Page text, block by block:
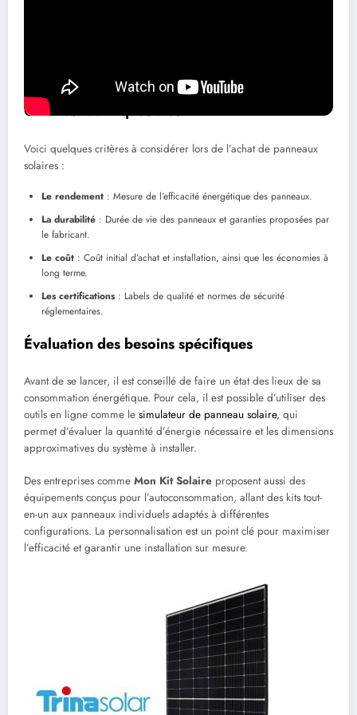
Critères techniques clés
Voici quelques critères à considérer lors de l’achat de panneaux
solaires :
Le rendement : Mesure de l’efficacité énergétique des panneaux.
La durabilité : Durée de vie des panneaux et garanties proposées par
le fabricant.
Le coût : Coût initial d’achat et installation, ainsi que les économies à
long terme.
Les certifications: Labels de qualité et normes de sécurité
réglementaires.
Évaluation des besoins spécifiques
Avant de se lancer, il est conseillé de faire un état des lieux de sa
consommation énergétique. Pour cela, il est possible d’utiliser des
outils en ligne comme le simulateur de panneau solaire, qui
permet d’évaluer la quantité d’énergie nécessaire et les dimensions
approximatives du système à installer.
Des entreprises comme Mon Kit Solaire proposent aussi des
équipements conçus pour l’autoconsommation, allant des kits tout-
en-un aux panneaux individuels adaptés à différentes
configurations. La personnalisation est un point clé pour maximiser
l’efficacité et garantir une installation sur mesure.